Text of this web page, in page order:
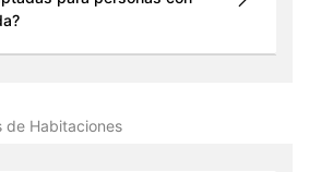
de Habitaciones